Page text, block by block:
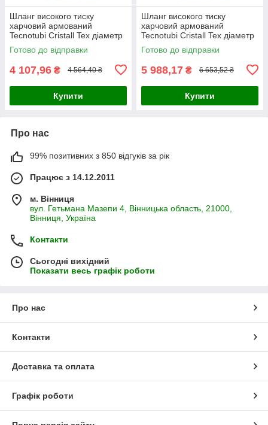
Шланг високого тиску
харчовий армований
Tecnotubi Cristall Tex діаметр
15 мм, довжина 50 м (CT 15)
Готово до відправки
4 107,96 ₴ 4 564,40 ₴
Купити
Шланг високого тиску
харчовий армований
Tecnotubi Cristall Tex діаметр
19 мм, довжина 50 м (CT 19)
Готово до відправки
5 988,17 ₴ 6 653,52 ₴
Купити
Про нас
99% позитивних з 850 відгуків за рік
Працює з 14.12.2011
м. Вінниця
вул. Гетьмана Мазепи 4, Вінницька область, 21000,
Вінниця, Україна
Контакти
Сьогодні вихідний
Показати весь графік роботи
Про нас
Контакти
Доставка та оплата
Графік роботи